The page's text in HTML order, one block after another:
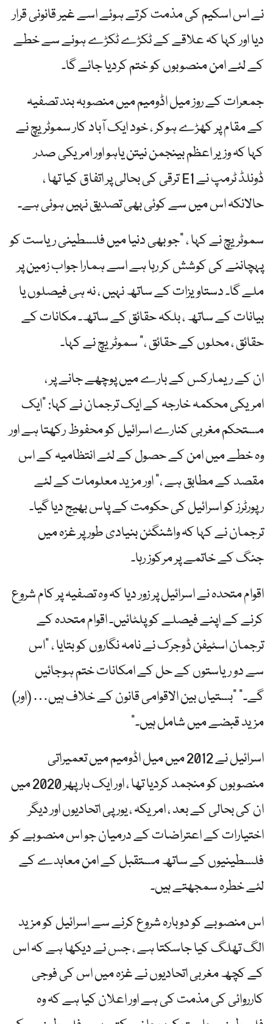
نے اس اسکیم کی مذمت کرتے ہوئے اسے غیر قانونی قرار
دیا اور کہا کہ علاقے کے ٹکڑے ٹکڑے ہونے سے خطے
کے لئے امن منصوبوں کو ختم کردیا جائے گا۔
جمعرات کے روز میل اڈومیم میں منصوبہ بند تصفیہ
کے مقام پر کھڑے ہوکر ، خود ایک آباد کار سموٹریچ نے
کہا کہ وزیر اعظم بینجمن نیتن یاہو اور امریکی صدر
ڈونلڈ ٹرمپ نے E1 ترقی کی بحالی پر اتفاق کیا تھا ،
حالانکہ اس میں سے کوئی بھی تصدیق نہیں ہوئی ہے۔
سموٹریچ نے کہا ، "جو بھی دنیا میں فلسطینی ریاست کو
پہچاننے کی کوشش کر رہا ہے اسے ہمارا جواب زمین پر
ملے گا۔ دستاویزات کے ساتھ نہیں ، نہ ہی فیصلوں یا
بیانات کے ساتھ ، بلکہ حقائق کے ساتھ۔ مکانات کے
حقائق ، محلوں کے حقائق ،” سموٹریچ نے کہا۔
ان کے ریمارکس کے بارے میں پوچھے جانے پر ،
امریکی محکمہ خارجہ کے ایک ترجمان نے کہا: "ایک
مستحکم مغربی کنارے اسرائیل کو محفوظ رکھتا ہے اور
وہ خطے میں امن کے حصول کے لئے انتظامیہ کے اس
مقصد کے مطابق ہے ،” اور مزید معلومات کے لئے
رپورٹرز کو اسرائیل کی حکومت کے پاس بھیج دیا گیا۔
ترجمان نے کہا کہ واشنگٹن بنیادی طور پر غزہ میں
جنگ کے خاتمے پر مرکوز رہا۔
اقوام متحدہ نے اسرائیل پر زور دیا کہ وہ تصفیہ پر کام شروع
کرنے کے اپنے فیصلے کو پلٹائیں۔ اقوام متحدہ کے
ترجمان اسٹیفن ڈوجرک نے نامہ نگاروں کو بتایا ، "اس
سے دو ریاستوں کے حل کے امکانات ختم ہوجائیں
گے۔” "بستیاں بین الاقوامی قانون کے خلاف ہیں… (اور)
مزید قبضے میں شامل ہیں۔”
اسرائیل نے 2012 میں میل اڈومیم میں تعمیراتی
منصوبوں کو منجمد کردیا تھا ، اور ایک بار پھر 2020 میں
ان کی بحالی کے بعد ، امریکہ ، یورپی اتحادیوں اور دیگر
اختیارات کے اعتراضات کے درمیان جو اس منصوبے کو
فلسطینیوں کے ساتھ مستقبل کے امن معاہدے کے
لئے خطرہ سمجھتے ہیں۔
اس منصوبے کو دوبارہ شروع کرنے سے اسرائیل کو مزید
الگ تھلگ کیا جاسکتا ہے ، جس نے دیکھا ہے کہ اس
کے کچھ مغربی اتحادیوں نے غزہ میں اس کی فوجی
کارروائی کی مذمت کی ہے اور اعلان کیا ہے کہ وہ